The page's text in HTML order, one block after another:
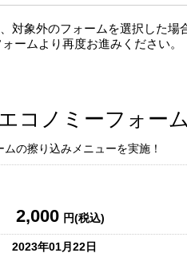
象外のフォームを選択した場
ームより再度お進みください。
エコノミーフォー
の擦り込みメニューを実施！
2,000 円(税込)
2023年01月22日